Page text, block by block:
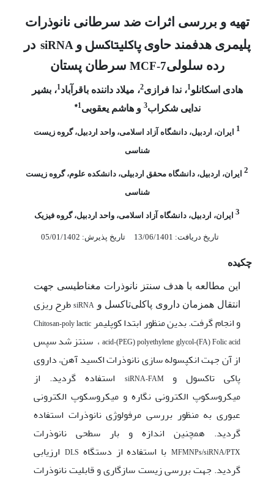
تهیه و بررسی اثرات ضد سرطانی نانوذرات
پلیمری هدفمند حاوی پاکلی­تاکسل و siRNA در
رده سلولیMCF-7 سرطان پستان
هادی اسکانلو1، ندا فرازی2، میلاد داننده باقرآباد1، بشیر
ندایی شکراب3 و هاشم یعقوبی1*
1 ایران، اردبیل، دانشگاه آزاد اسلامی، واحد اردبیل، گروه زیست
شناسی
2 ایران، اردبیل، دانشگاه محقق اردبیلی، دانشکده علوم، گروه زیست
شناسی
3 ایران، اردبیل، دانشگاه آزاد اسلامی، واحد اردبیل، گروه فیزیک
تاریخ دریافت: 13/06/1401 تاریخ پذیرش: 05/01/1402
چکیده
این مطالعه با هدف سنتز نانوذرات مغناطیسی جهت
انتقال همزمان داروی پاکلیتاکسل و siRNA طرح ریزی
و انجام گرفت. بدین منظور ابتدا کوپلیمر Chitosan-poly lactic
acid-(PEG) polyethylene glycol-(FA) Folic acid ، سنتز شد سپس
از آن جهت انکپسوله سازی نانوذرات اکسید آهن، داروی
پاکی تاکسول وsiRNA-FAM
استفاده گردید. از
میکروسکوپ الکترونی نگاره و میکروسکوپ الکترونی
عبوری به منظور بررسی مرفولوژی نانوذرات استفاده
گردید. همچنین اندازه و بار سطحی نانوذرات
MFMNPs/siRNA/PTX با استفاده از دستگاه DLS
ارزیابی
گردید. جهت بررسی زیست سازگاری و قابلیت نانوذرات